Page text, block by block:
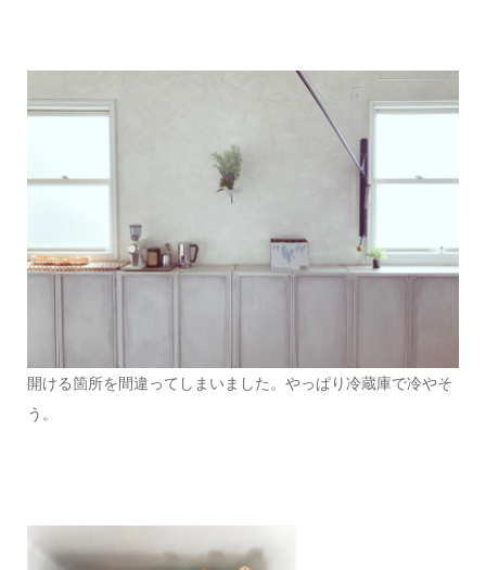
開ける箇所を間違ってしまいました。やっぱり冷蔵庫で冷やそ
う。